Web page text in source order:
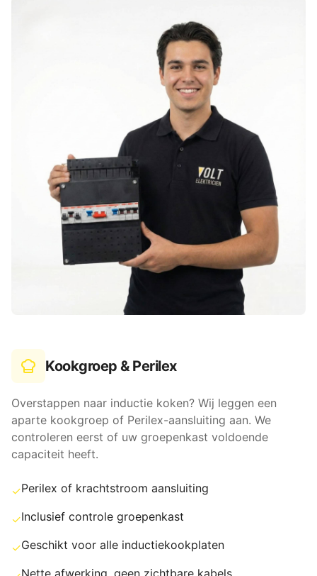
Kookgroep & Perilex
Overstappen naar inductie koken? Wij leggen een
aparte kookgroep of Perilex-aansluiting aan. We
controleren eerst of uw groepenkast voldoende
capaciteit heeft.
✓Perilex of krachtstroom aansluiting
✓Inclusief controle groepenkast
✓Geschikt voor alle inductiekookplaten